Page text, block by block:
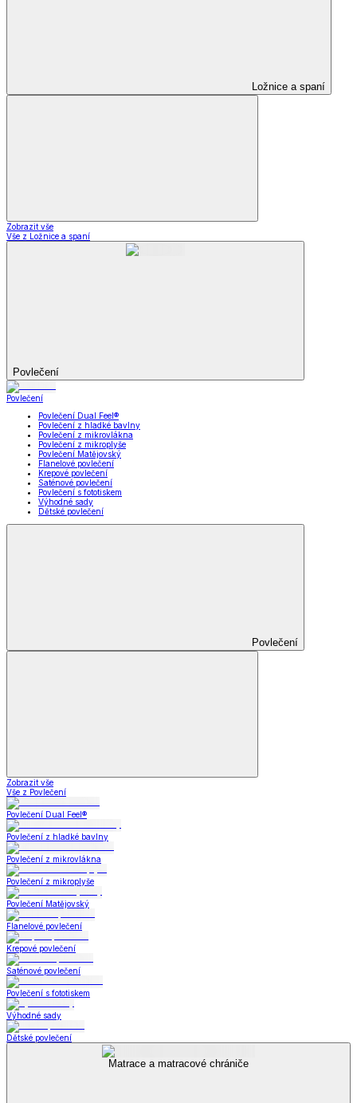
Ložnice a spaní
Zobrazit vše
Vše z Ložnice a spaní
Povlečení
Povlečení
Povlečení Dual Feel®
Povlečení z hladké bavlny
Povlečení z mikrovlákna
Povlečení z mikroplyše
Povlečení Matějovský
Flanelové povlečení
Krepové povlečení
Saténové povlečení
Povlečení s fototiskem
Výhodné sady
Dětské povlečení
Povlečení
Zobrazit vše
Vše z Povlečení
Povlečení Dual Feel®
Povlečení z hladké bavlny
Povlečení z mikrovlákna
Povlečení z mikroplyše
Povlečení Matějovský
Flanelové povlečení
Krepové povlečení
Saténové povlečení
Povlečení s fototiskem
Výhodné sady
Dětské povlečení
Matrace a matracové chrániče